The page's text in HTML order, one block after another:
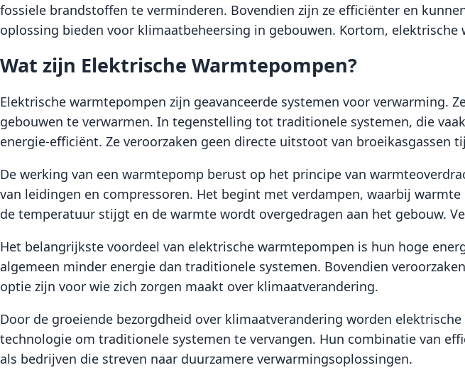
fossiele brandstoffen te verminderen. Bovendien zijn ze efficiënter en
oplossing bieden voor klimaatbeheersing in gebouwen. Kortom,
Wat zijn Elektrische Warmtepompen?
Elektrische warmtepompen zijn geavanceerde systemen voor verwarming.
gebouwen te verwarmen. In tegenstelling tot traditionele systemen, die
energie-efficiënt. Ze veroorzaken geen directe uitstoot van broeikasgassen
De werking van een warmtepomp berust op het principe van
van leidingen en compressoren. Het begint met verdampen, waarbij
de temperatuur stijgt en de warmte wordt overgedragen aan het gebouw.
Het belangrijkste voordeel van elektrische warmtepompen is hun hoge
algemeen minder energie dan traditionele systemen. Bovendien
optie zijn voor wie zich zorgen maakt over klimaatverandering.
Door de groeiende bezorgdheid over klimaatverandering worden
technologie om traditionele systemen te vervangen. Hun combinatie van
als bedrijven die streven naar duurzamere verwarmingsoplossingen.